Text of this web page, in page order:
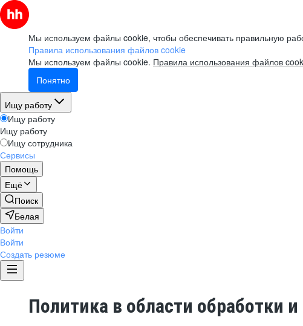
Мы используем файлы cookie, чтобы обеспечивать правильную
Правила использования файлов cookie
Мы используем файлы cookie. Правила использования файлов
Понятно
Ищу работу
Ищу работу
Ищу работу
Ищу сотрудника
Сервисы
Помощь
Ещё
Поиск
Белая
Войти
Войти
Создать резюме
Политика в области обработки